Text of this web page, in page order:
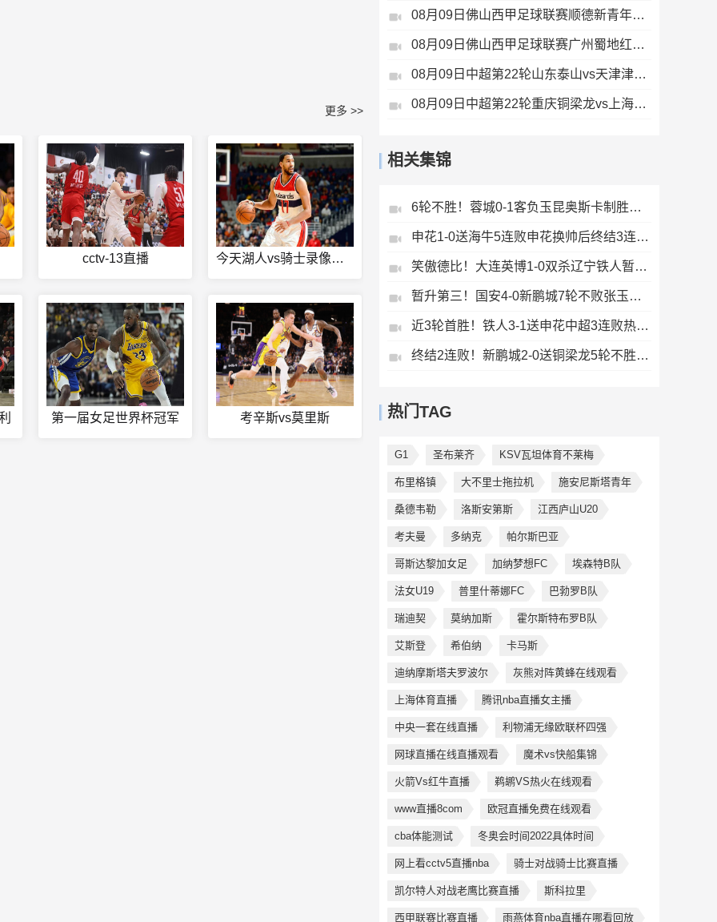
更多 >>
cctv-13直播 今天湖人vs骑士录像回放
第一届女足世界杯冠军 考辛斯vs莫里斯
08月09日佛山西甲足球联赛顺德新青年VS三水乐民兴健力宝全场录像
08月09日佛山西甲足球联赛广州蜀地红VS广东客家青年全场录像
08月09日中超第22轮山东泰山vs天津津门虎全场录像
08月09日中超第22轮重庆铜梁龙vs上海海港全场录像
相关集锦
6轮不胜！蓉城0-1客负玉昆奥斯卡制胜玉昆暂第三蓉城全场1射正
申花1-0送海牛5连败申花换帅后终结3连败阿苏埃助攻徐皓阳制胜
笑傲德比！大连英博1-0双杀辽宁铁人暂升第2斯坦丘远射制胜
暂升第三！国安4-0新鹏城7轮不败张玉宁传射达万双响法比奥破门
近3轮首胜！铁人3-1送申花中超3连败热菲尼奥双响邦本宜裕传射
终结2连败！新鹏城2-0送铜梁龙5轮不胜37岁姜至鹏破门韦斯利建功
热门TAG
G1 圣布莱齐 KSV瓦坦体育不莱梅
布里格镇 大不里士拖拉机 施安尼斯塔青年
桑德韦勒 洛斯安第斯 江西庐山U20
考夫曼 多纳克 帕尔斯巴亚
哥斯达黎加女足 加纳梦想FC 埃森特B队
法女U19 普里什蒂娜FC 巴勃罗B队
瑞迪契 莫纳加斯 霍尔斯特布罗B队
艾斯登 希伯纳 卡马斯
迪纳摩斯塔夫罗波尔 灰熊对阵黄蜂在线观看
上海体育直播 腾讯nba直播女主播
中央一套在线直播 利物浦无缘欧联杯四强
网球直播在线直播观看 魔术vs快船集锦
火箭Vs红牛直播 鹈鹕VS热火在线观看
www直播8com 欧冠直播免费在线观看
cba体能测试 冬奥会时间2022具体时间
网上看cctv5直播nba 骑士对战骑士比赛直播
凯尔特人对战老鹰比赛直播 斯科拉里
西甲联赛比赛直播 雨燕体育nba直播在哪看回放